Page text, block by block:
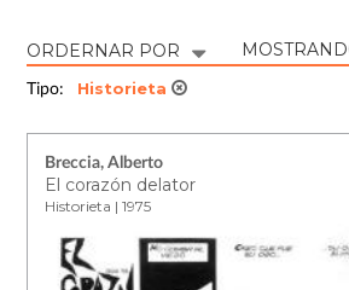
ORDERNAR POR
Tipo: Historieta
Breccia, Alberto
El corazón delator
Historieta | 1975